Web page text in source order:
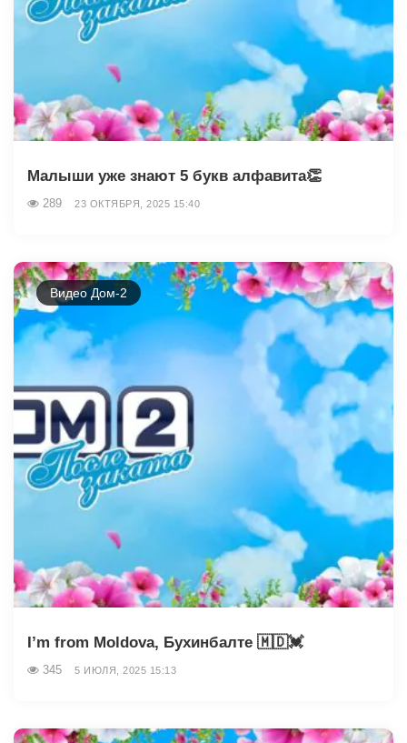
Малыши уже знают 5 букв алфавита👏
289 23 ОКТЯБРЯ, 2025 15:40
Видео Дом-2
I’m from Moldova, Бухинбалте 🇲🇩💓
345 5 ИЮЛЯ, 2025 15:13